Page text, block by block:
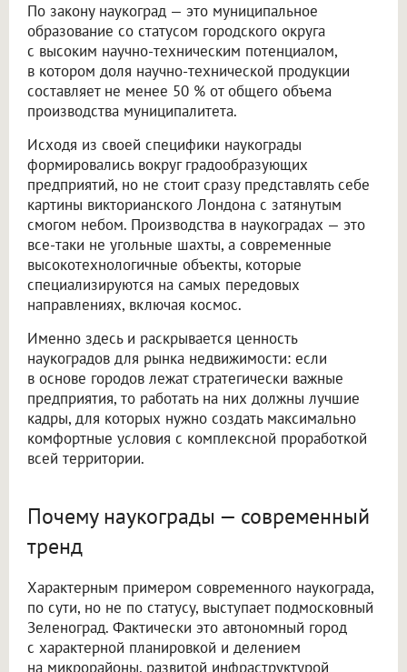
По закону наукоград — это муниципальное
образование со статусом городского округа
с высоким научно-техническим потенциалом,
в котором доля научно-технической продукции
составляет не менее 50 % от общего объема
производства муниципалитета.
Исходя из своей специфики наукограды
формировались вокруг градообразующих
предприятий, но не стоит сразу представлять себе
картины викторианского Лондона с затянутым
смогом небом. Производства в наукоградах — это
все-таки не угольные шахты, а современные
высокотехнологичные объекты, которые
специализируются на самых передовых
направлениях, включая космос.
Именно здесь и раскрывается ценность
наукоградов для рынка недвижимости: если
в основе городов лежат стратегически важные
предприятия, то работать на них должны лучшие
кадры, для которых нужно создать максимально
комфортные условия с комплексной проработкой
всей территории.
Почему наукограды — современный
тренд
Характерным примером современного наукограда,
по сути, но не по статусу, выступает подмосковный
Зеленоград. Фактически это автономный город
с характерной планировкой и делением
на микрорайоны, развитой инфраструктурой